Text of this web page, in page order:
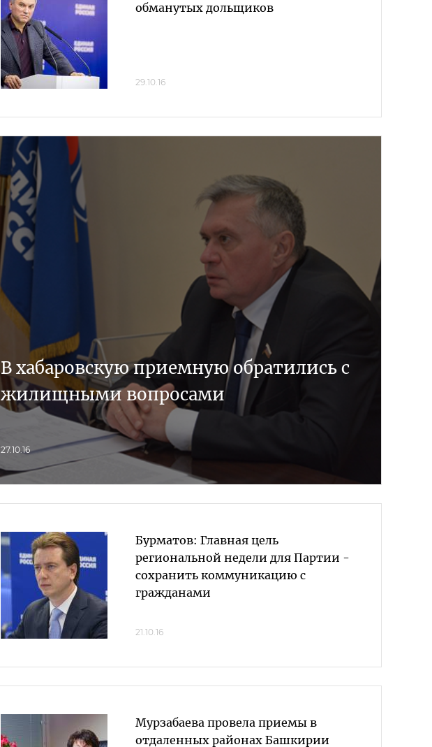
обманутых дольщиков
29.10.16
В хабаровскую приемную обратились с
жилищными вопросами
27.10.16
Бурматов: Главная цель
региональной недели для Партии -
сохранить коммуникацию с
гражданами
21.10.16
Мурзабаева провела приемы в
отдаленных районах Башкирии